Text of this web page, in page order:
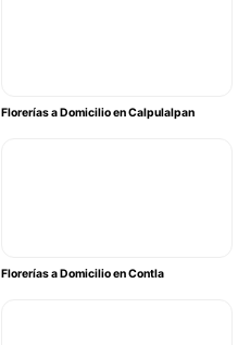
Florerías a Domicilio en Calpulalpan
Florerías a Domicilio en Contla